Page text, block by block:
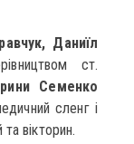
Даниїл
ст.
Семенко
сленг і
вікторин.